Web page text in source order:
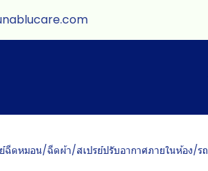
ฉีดหมอน/ฉีดผ้า/สเปรย์ปรับอากาศภายในห้อง/รถ